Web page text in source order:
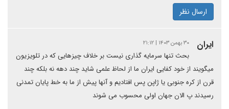
ارسال نظر
ایران ۳۰ بهمن ۱۴۰۳ | ۲۱:۱۲
بحث تنها سرمایه گذاری نیست بر خلاف چیزهایی که در تلویزیون
میگویند از خود کفایی ایران ما از لحاظ علمی شاید چند دهه نه بلکه چند
قرن از کره جنوبی یا ژاپن پس افتادیم و آنها پیش از ما به خط پایان تمدنی
رسیدند پ الان جهان اولی محسوب می شوند